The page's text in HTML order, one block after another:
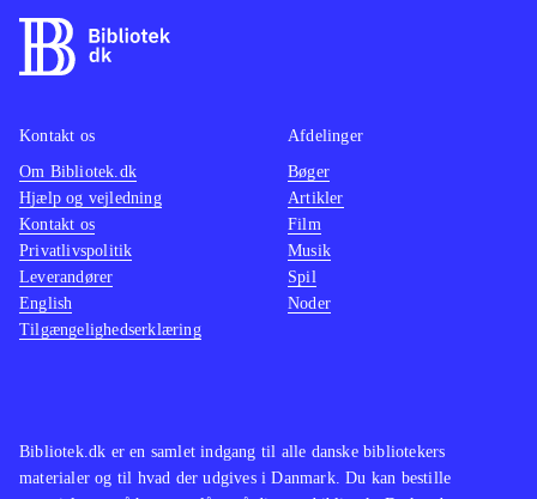
Bibliotek.dk er en samlet indgang til alle danske bibliotekers
materialer og til hvad der udgives i Danmark. Du kan bestille
Kontakt os
Om Bibliotek.dk
Hjælp og vejledning
Kontakt os
Privatlivspolitik
Leverandører
English
Tilgængelighedserklæring
Afdelinger
Bøger
Artikler
Film
Musik
Spil
Noder